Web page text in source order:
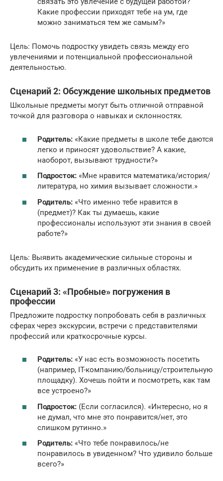
Какие профессии приходят тебе на ум, где
можно заниматься тем же самым?»
Цель: Помочь подростку увидеть связь между его
увлечениями и потенциальной профессиональной
деятельностью.
Сценарий 2: Обсуждение школьных предметов
Школьные предметы могут быть отличной отправной
точкой для разговора о навыках и склонностях.
Родитель: «Какие предметы в школе тебе даются
легко и приносят удовольствие? А какие,
наоборот, вызывают трудности?»
Подросток: «Мне нравится математика/история/
литература, но химия вызывает сложности.»
Родитель: «Что именно тебе нравится в
(предмет)? Как ты думаешь, какие
профессионалы используют эти знания в своей
работе?»
Цель: Выявить академические сильные стороны и
обсудить их применение в различных областях.
Сценарий 3: «Пробные» погружения в
профессии
Предложите подростку попробовать себя в различных
сферах через экскурсии, встречи с представителями
профессий или краткосрочные курсы.
Родитель: «У нас есть возможность посетить
(например, IT-компанию/больницу/строительную
площадку). Хочешь пойти и посмотреть, как там
все устроено?»
Подросток: (Если согласился). «Интересно, но я
не думал, что мне это понравится/нет, это
слишком рутинно.»
Родитель: «Что тебе понравилось/не
понравилось в увиденном? Что удивило больше
всего?»